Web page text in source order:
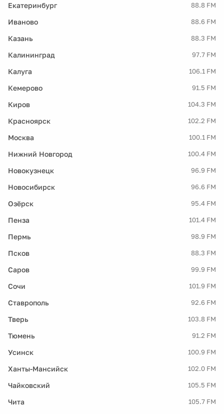
Екатеринбург 88.8 FM
Иваново 88.6 FM
Казань 88.3 FM
Калининград 97.7 FM
Калуга 106.1 FM
Кемерово 91.5 FM
Киров 104.3 FM
Красноярск 102.2 FM
Москва 100.1 FM
Нижний Новгород 100.4 FM
Новокузнецк 96.9 FM
Новосибирск 96.6 FM
Озёрск 95.4 FM
Пенза 101.4 FM
Пермь 98.9 FM
Псков 88.3 FM
Саров 99.9 FM
Сочи 101.9 FM
Ставрополь 92.6 FM
Тверь 103.8 FM
Тюмень 91.2 FM
Усинск 100.9 FM
Ханты-Мансийск 102.0 FM
Чайковский 105.5 FM
Чита 105.7 FM